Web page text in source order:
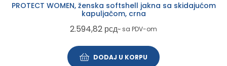
PROTECT WOMEN, ženska softshell jakna sa skidajućom
kapuljačom, crna
2.594,82 рсд~ sa PDV-om
DODAJ U KORPU